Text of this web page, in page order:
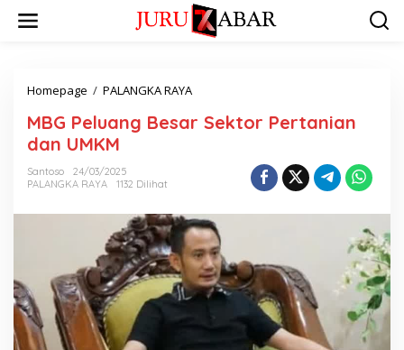
Homepage / PALANGKA RAYA
MBG Peluang Besar Sektor Pertanian
dan UMKM
Santoso
24/03/2025
PALANGKA RAYA
1132 Dilihat